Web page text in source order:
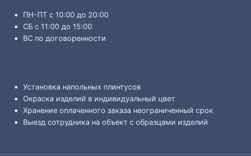
ПН-ПТ с 10:00 до 20:00
СБ с 11:00 до 15:00
ВС по договоренности
Установка напольных плинтусов
Окраска изделий в индивидуальный цвет
Хранение оплаченного заказа неограниченный срок
Выезд сотрудника на объект с образцами изделий